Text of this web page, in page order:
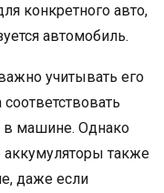
конкретного авто,
автомобиль.
учитывать его
в машине. Однако
также
даже если